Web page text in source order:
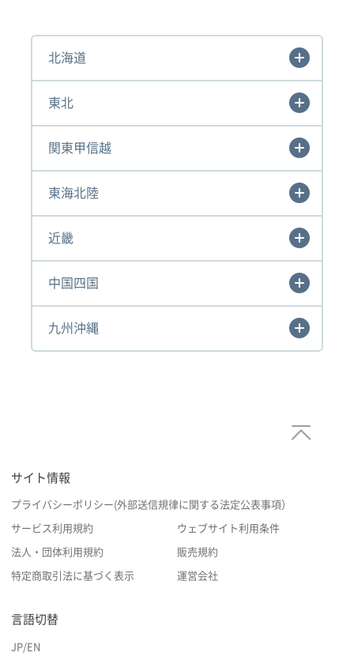
北海道
東北
関東甲信越
東海北陸
近畿
中国四国
九州沖縄
サイト情報
プライバシーポリシー(外部送信規律に関する法定公表事項）
サービス利用規約 ウェブサイト利用条件
法人・団体利用規約 販売規約
特定商取引法に基づく表示 運営会社
言語切替
JP/EN